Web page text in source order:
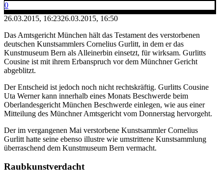
0
26.03.2015, 16:2326.03.2015, 16:50
Das Amtsgericht München hält das Testament des verstorbenen
deutschen Kunstsammlers Cornelius Gurlitt, in dem er das
Kunstmuseum Bern als Alleinerbin einsetzt, für wirksam. Gurlitts
Cousine ist mit ihrem Erbanspruch vor dem Münchner Gericht
abgeblitzt.
Der Entscheid ist jedoch noch nicht rechtskräftig. Gurlitts Cousine
Uta Werner kann innerhalb eines Monats Beschwerde beim
Oberlandesgericht München Beschwerde einlegen, wie aus einer
Mitteilung des Münchner Amtsgericht vom Donnerstag hervorgeht.
Der im vergangenen Mai verstorbene Kunstsammler Cornelius
Gurlitt hatte seine ebenso illustre wie umstrittene Kunstsammlung
überraschend dem Kunstmuseum Bern vermacht.
Raubkunstverdacht